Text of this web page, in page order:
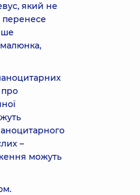
який не
перенесе
малюнка,
про
–
можуть
.